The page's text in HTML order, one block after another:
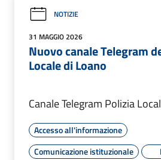
NOTIZIE
31 MAGGIO 2026
Nuovo canale Telegram
Locale di Loano
Canale Telegram Polizia
Accesso all'informazione
Comunicazione istituzionale